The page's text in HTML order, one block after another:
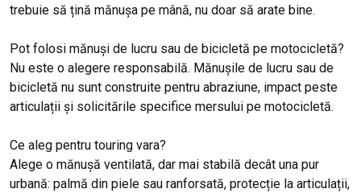
trebuie să țină mănușa pe mână, nu doar să arate bine.
Pot folosi mănuși de lucru sau de bicicletă pe motocicletă?
Nu este o alegere responsabilă. Mănușile de lucru sau de
bicicletă nu sunt construite pentru abraziune, impact peste
articulații și solicitările specifice mersului pe motocicletă.
Ce aleg pentru touring vara?
Alege o mănușă ventilată, dar mai stabilă decât una pur
urbană: palmă din piele sau ranforsată, protecție la articulații,